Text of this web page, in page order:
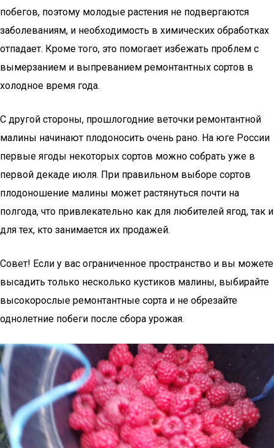
побегов, поэтому молодые растения не подвергаются
заболеваниям, и необходимость в химических обработках
отпадает. Кроме того, это помогает избежать проблем с
вымерзанием и выпреванием ремонтантных сортов в
холодное время года.
С другой стороны, прошлогодние веточки ремонтантной
малины начинают плодоносить очень рано. На юге России
первые ягоды некоторых сортов можно собрать уже в
первой декаде июля. При правильном выборе сортов
плодоношение малины может растянуться почти на
полгода, что привлекательно как для любителей ягод, так и
для тех, кто занимается их продажей.
Совет! Если у вас ограниченное пространство и вы можете
высадить только несколько кустиков малины, выбирайте
высокорослые ремонтантные сорта и не обрезайте
однолетние побеги после сбора урожая.